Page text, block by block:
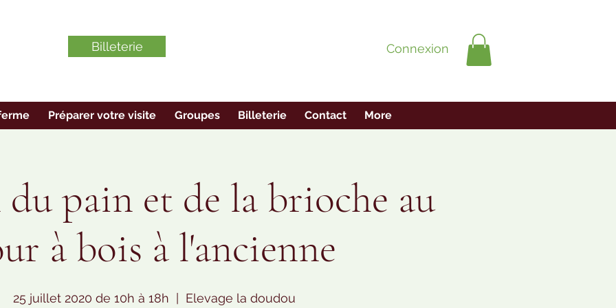
Connexion
Billeterie
Préparer votre visite Groupes Billeterie Contact More
du pain et de la brioche au
à bois à l'ancienne
25 juillet 2020 de 10h à 18h
  |
Elevage la doudou